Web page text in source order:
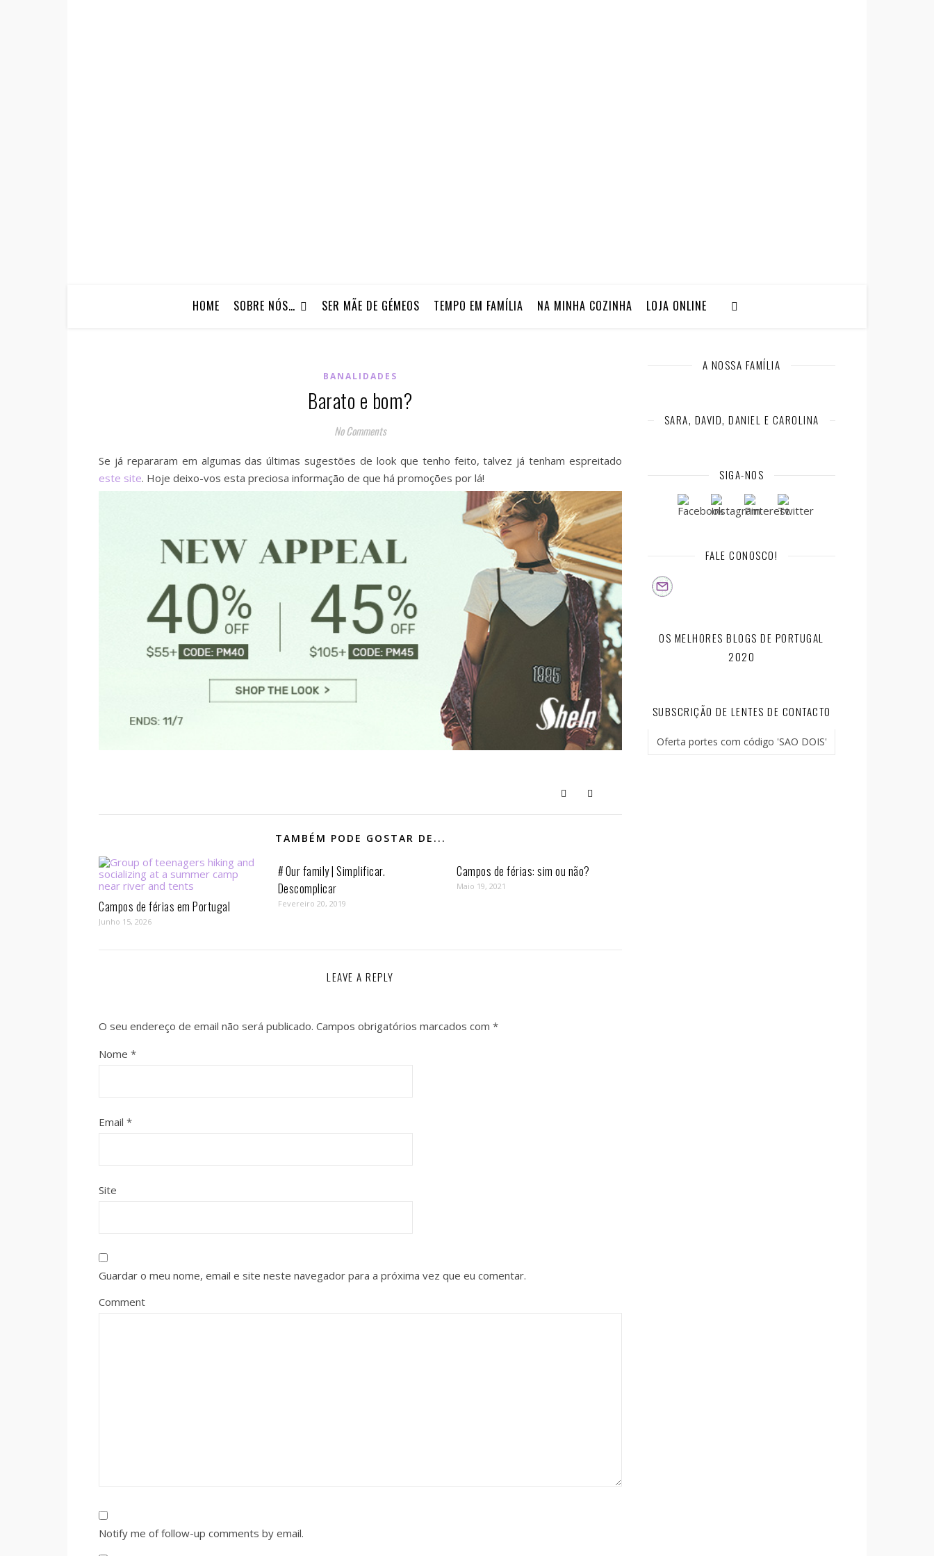
HOME SOBRE NÓS… SER MÃE DE GÉMEOS TEMPO EM FAMÍLIA NA MINHA COZINHA LOJA ONLINE
BANALIDADES
Barato e bom?
No Comments
Se já repararam em algumas das últimas sugestões de look que tenho feito, talvez já tenham espreitado
este site. Hoje deixo-vos esta preciosa informação de que há promoções por lá!
TAMBÉM PODE GOSTAR DE...
Campos de férias em Portugal
Junho 15, 2026
# Our family | Simplificar.
Descomplicar
Fevereiro 20, 2019
Campos de férias: sim ou não?
Maio 19, 2021
LEAVE A REPLY
O seu endereço de email não será publicado. Campos obrigatórios marcados com *
Nome *
Email *
Site
Guardar o meu nome, email e site neste navegador para a próxima vez que eu comentar.
Comment
Notify me of follow-up comments by email.
A NOSSA FAMÍLIA
SARA, DAVID, DANIEL E CAROLINA
SIGA-NOS
FALE CONOSCO!
OS MELHORES BLOGS DE PORTUGAL
2020
SUBSCRIÇÃO DE LENTES DE CONTACTO
Oferta portes com código 'SAO DOIS'